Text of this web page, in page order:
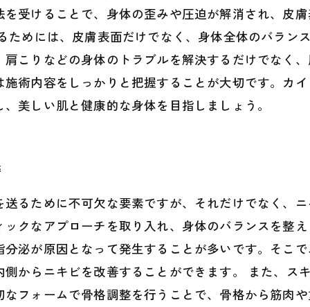
受けることで、身体の歪みや圧迫が解消され、皮
めには、皮膚表面だけでなく、身体全体のバラン
こりなどの身体のトラブルを解決するだけでなく
術内容をしっかりと把握することが大切です。カ
美しい肌と健康的な身体を目指しましょう。
るために不可欠な要素ですが、それだけでなく、
クなアプローチを取り入れ、身体のバランスを整
泌が原因となって発生することが多いです。そこ
からニキビを改善することができます。 また、ス
フォームで骨格調整を行うことで、骨格から筋肉